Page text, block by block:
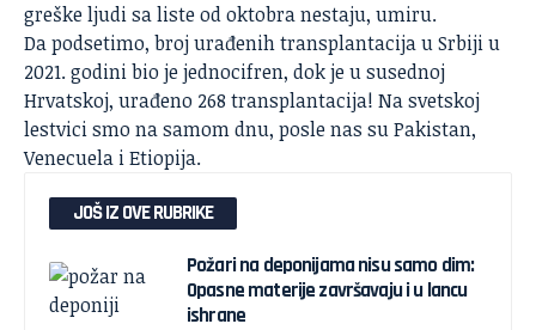
greške ljudi sa liste od oktobra nestaju, umiru.
Da podsetimo, broj urađenih transplantacija u Srbiji u
2021. godini bio je jednocifren, dok je u susednoj
Hrvatskoj, urađeno 268 transplantacija! Nasvetskoj
lestvicismo na samom dnu, posle nas su Pakistan,
Venecuela i Etiopija.
JOŠ IZ OVE RUBRIKE
Požari na deponijama nisu samo dim:
Opasne materije završavaju i u lancu
ishrane